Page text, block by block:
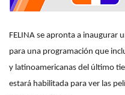
FELINA se apronta a inaugurar
para una programación que
y latinoamericanas del último
estará habilitada para ver las